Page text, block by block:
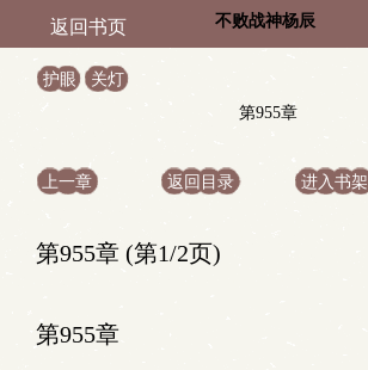
返回书页 不败战神杨辰
护眼 关灯
第955章
上一章 返回目录 进入书架
第955章 (第1/2页)
第955章